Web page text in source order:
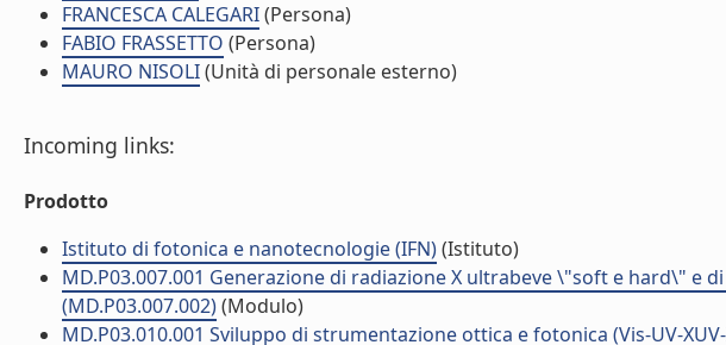
FRANCESCA CALEGARI(Persona)
FABIO FRASSETTO (Persona)
MAURO NISOLI(Unità di personale esterno)
Incoming links:
Prodotto
Istituto di fotonica e nanotecnologie (IFN)(Istituto)
MD.P03.007.001 Generazione di radiazione X ultrabeve \"soft e hard\"
(MD.P03.007.002)(Modulo)
MD.P03.010.001 Sviluppo di strumentazione ottica e fotonica (Vis-UV-